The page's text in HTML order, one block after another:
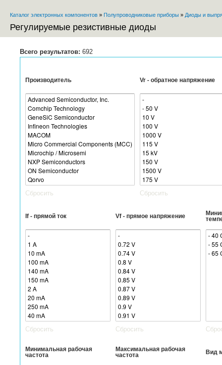
Вы здесь
Каталог электронных компонентов » Полупроводниковые приборы » Диоды и
Регулируемые резистивные диоды
Всего результатов: 692
Производитель
Сбросить
Vr - обратное напряжение
Сбросить
If - прямой ток
Сбросить
Vf - прямое напряжение
Сбросить
Минимальная рабочая
частота
Максимальная рабочая
частота
Вид